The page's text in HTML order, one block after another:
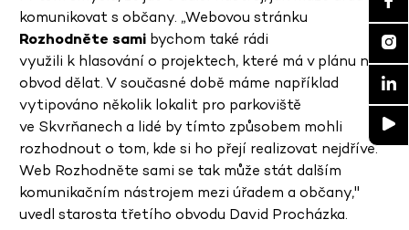
komunikovat s občany. „Webovou stránku
Rozhodněte sami bychom také rádi
využili k hlasování o projektech, které má v plánu náš
obvod dělat. V současné době máme například
vytipováno několik lokalit pro parkoviště
ve Skvrňanech a lidé by tímto způsobem mohli
rozhodnout o tom, kde si ho přejí realizovat nejdříve.
Web Rozhodněte sami se tak může stát dalším
komunikačním nástrojem mezi úřadem a občany,"
uvedl starosta třetího obvodu David Procházka.